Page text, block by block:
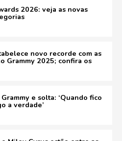
2026: veja as novas
novo recorde com as
Grammy 2025; confira os
e solta: ‘Quando fico
a verdade’